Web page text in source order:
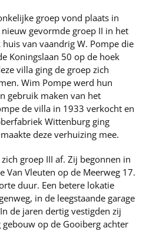
groep vond plaats in
gevormde groep II in het
van vaandrig W. Pompe die
Koningslaan 50 op de hoek
villa ging de groep zich
Wim Pompe werd hun
gebruik maken van het
de villa in 1933 verkocht en
Wittenburg ging
deze verhuizing mee.
groep III af. Zij begonnen in
Van Vleuten op de Meerweg 17.
duur. Een betere lokatie
in de leegstaande garage
de jaren dertig vestigden zij
op de Gooiberg achter